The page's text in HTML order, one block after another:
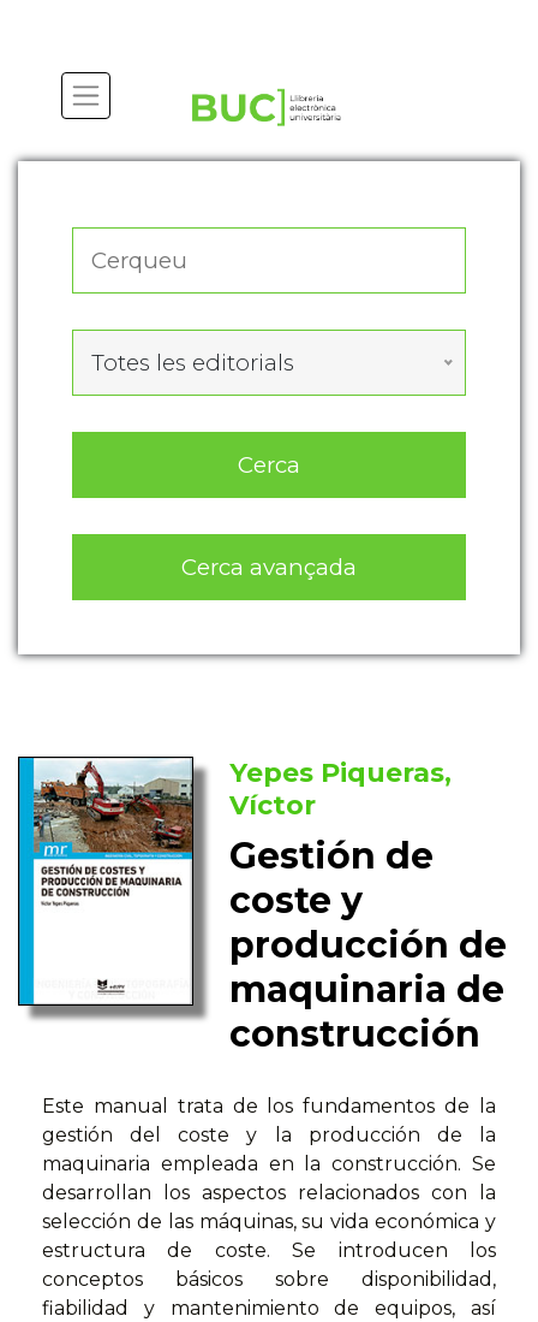
Totes les editorials
Cerca
Cerca avançada
Yepes Piqueras,
Víctor
Gestión de
coste y
producción de
maquinaria de
construcción
Este manual trata de los fundamentos de la
gestión del coste y la producción de la
maquinaria empleada en la construcción. Se
desarrollan los aspectos relacionados con la
selección de las máquinas, su vida económica y
estructura de coste. Se introducen los
conceptos básicos sobre disponibilidad,
fiabilidad y mantenimiento de equipos, así